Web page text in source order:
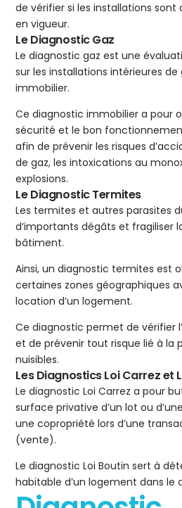
de vérifier si les installations
en vigueur.
Le Diagnostic Gaz
Le diagnostic gaz est une
sur les installations intérieures de
immobilier.
Ce diagnostic immobilier a pour
sécurité et le bon
afin de prévenir les risques
de gaz, les intoxications au
explosions.
Le Diagnostic Termites
Les termites et autres parasites
d’importants dégâts et fragiliser
bâtiment.
Ainsi, un diagnostic termites est
certaines zones géographiques
location d’un logement.
Ce diagnostic permet de vérifier
et de prévenir tout risque lié à la
nuisibles.
Les Diagnostics Loi Carrez et
Le diagnostic Loi Carrez a pour
surface privative d’un lot ou
une copropriété lors d’une
(vente).
Le diagnostic Loi Boutin sert à
habitable d’un logement dans le